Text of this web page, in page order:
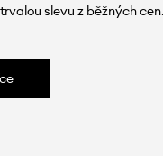
slevu z běžných cen.